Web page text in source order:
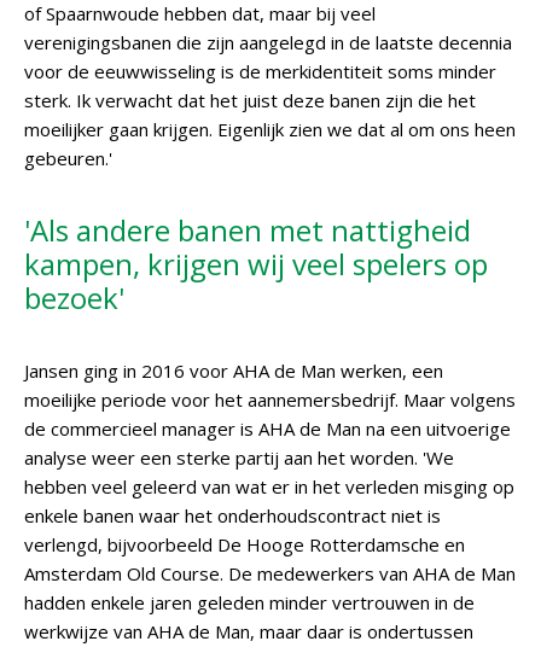
of Spaarnwoude hebben dat, maar bij veel
verenigingsbanen die zijn aangelegd in de laatste decennia
voor de eeuwwisseling is de merkidentiteit soms minder
sterk. Ik verwacht dat het juist deze banen zijn die het
moeilijker gaan krijgen. Eigenlijk zien we dat al om ons heen
gebeuren.'
'Als andere banen met nattigheid
kampen, krijgen wij veel spelers op
bezoek'
Jansen ging in 2016 voor AHA de Man werken, een
moeilijke periode voor het aannemersbedrijf. Maar volgens
de commercieel manager is AHA de Man na een uitvoerige
analyse weer een sterke partij aan het worden. 'We
hebben veel geleerd van wat er in het verleden misging op
enkele banen waar het onderhoudscontract niet is
verlengd, bijvoorbeeld De Hooge Rotterdamsche en
Amsterdam Old Course. De medewerkers van AHA de Man
hadden enkele jaren geleden minder vertrouwen in de
werkwijze van AHA de Man, maar daar is ondertussen